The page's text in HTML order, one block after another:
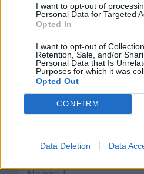
I want to opt-out of
Personal Data for Targeted
Opted In
I want to opt-out of
Retention, Sale, and/or
Personal Data that Is
Purposes for which it was
Opted Out
CONFIRM
Data Deletion Data
Komentarz
Nazwa